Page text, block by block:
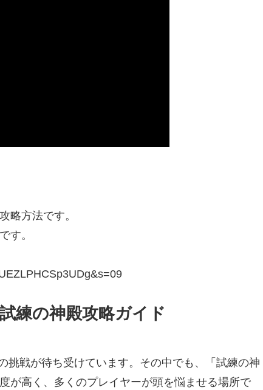
略方法です。
す。
練の神殿攻略ガイド
挑戦が待ち受けています。その中でも、「試練の神
が高く、多くのプレイヤーが頭を悩ませる場所で